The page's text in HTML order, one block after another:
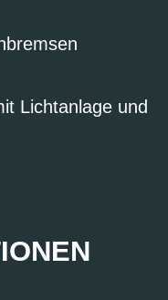
Lichtanlage und